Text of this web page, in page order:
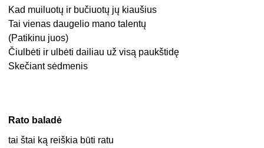
Kad muiluotų ir bučiuotų jų kiaušius
Tai vienas daugelio mano talentų
(Patikinu juos)
Čiulbėti ir ulbėti dailiau už visą paukštidę
Skečiant sėdmenis
Rato baladė
tai štai ką reiškia būti ratu